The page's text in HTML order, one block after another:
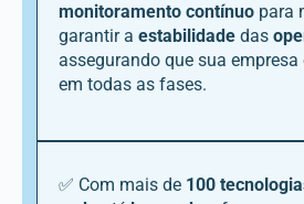
monitoramento contínuo para
garantir a estabilidade das
assegurando que sua
em todas as fases.
✅ Com mais de 100